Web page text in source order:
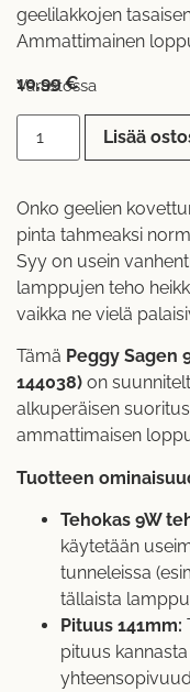
geelilakkojen
Ammattimainen
10,99€
Varastossa
Lisää
Onko geelien
pinta tahmeaksi
Syy on usein
lamppujen teho
vaikka ne vielä
Tämä Peggy Sagen
144038)on
alkuperäisen
ammattimaisen
Tuotteen
Tehokas 9W
käytetään
tunneleissa
tällaista
Pituus 141mm:
pituus